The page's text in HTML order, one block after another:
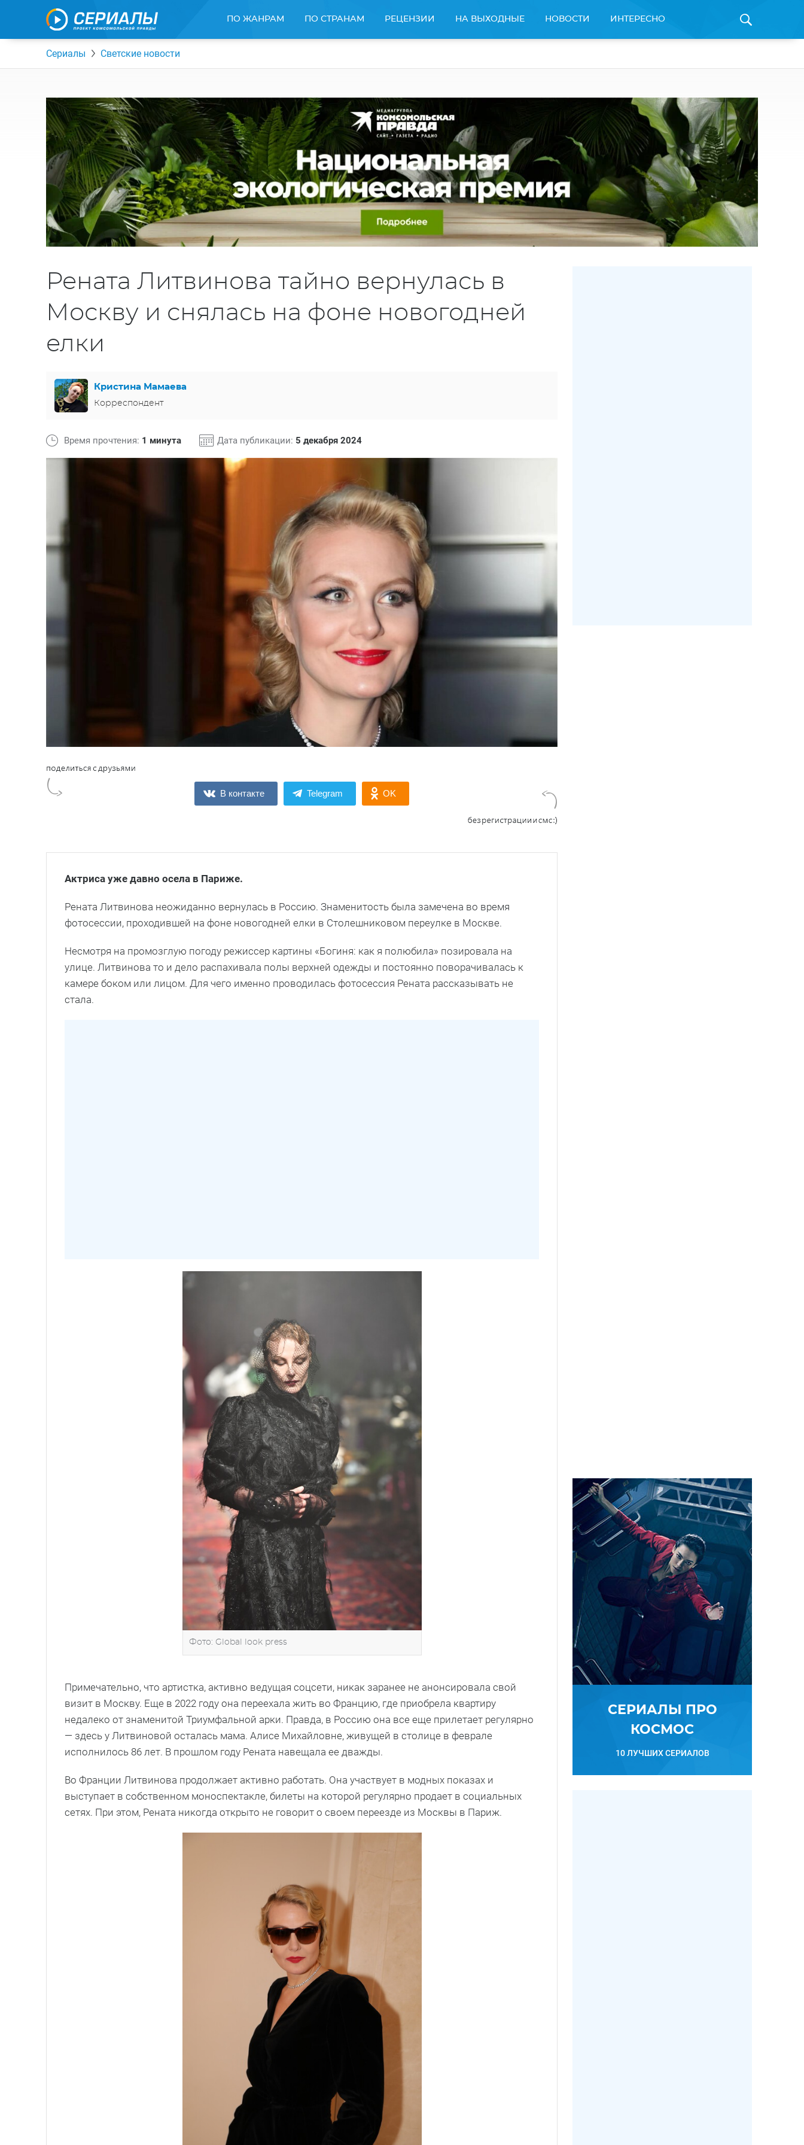
ПО ЖАНРАМ ПО СТРАНАМ РЕЦЕНЗИИ НА ВЫХОДНЫЕ НОВОСТИ ИНТЕРЕСНО
Сериалы Светские новости
Рената Литвинова тайно вернулась в
Москву и снялась на фоне новогодней
елки
Кристина Мамаева
Корреспондент
Время прочтения: 1 минута Дата публикации: 5 декабря 2024
В контакте Telegram OK
Актриса уже давно осела в Париже.
Рената Литвинова неожиданно вернулась в Россию. Знаменитость была замечена во время
фотосессии, проходившей на фоне новогодней елки в Столешниковом переулке в Москве.
Несмотря на промозглую погоду режиссер картины «Богиня: как я полюбила» позировала на
улице. Литвинова то и дело распахивала полы верхней одежды и постоянно поворачивалась к
камере боком или лицом. Для чего именно проводилась фотосессия Рената рассказывать не
стала.
Фото: Global look press
Примечательно, что артистка, активно ведущая соцсети, никак заранее не анонсировала свой
визит в Москву. Еще в 2022 году она переехала жить во Францию, где приобрела квартиру
недалеко от знаменитой Триумфальной арки. Правда, в Россию она все еще прилетает регулярно
— здесь у Литвиновой осталась мама. Алисе Михайловне, живущей в столице в феврале
исполнилось 86 лет. В прошлом году Рената навещала ее дважды.
Во Франции Литвинова продолжает активно работать. Она участвует в модных показах и
выступает в собственном моноспектакле, билеты на которой регулярно продает в социальных
сетях. При этом, Рената никогда открыто не говорит о своем переезде из Москвы в Париж.
СЕРИАЛЫ ПРО
КОСМОС
10 ЛУЧШИХ СЕРИАЛОВ